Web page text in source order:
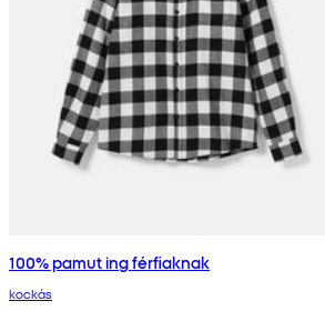
100% pamut ing férfiaknak
kockás